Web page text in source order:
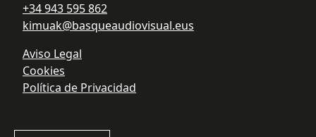
+34 943 595 862
kimuak@basqueaudiovisual.eus
Aviso Legal
Cookies
Política de Privacidad